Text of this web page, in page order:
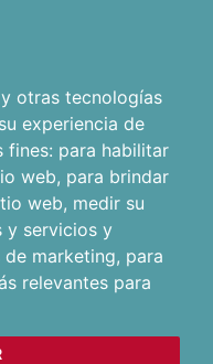
otras tecnologías
experiencia de
fines: para habilitar
web, para brindar
web, medir su
y servicios y
marketing, para
relevantes para